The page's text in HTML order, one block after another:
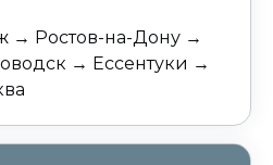
→ Ростов-на-Дону →
→ Ессентуки →